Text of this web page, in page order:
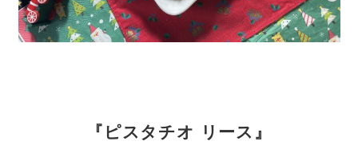
『ピスタチオ リース』